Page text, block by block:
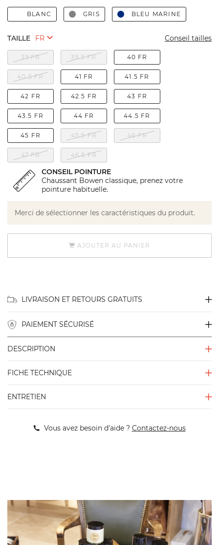
BLANC GRIS BLEU MARINE
TAILLE Conseil tailles
39 FR 39.5 FR 40 FR
40.5 FR 41 FR 41.5 FR
42 FR 42.5 FR 43 FR
43.5 FR 44 FR 44.5 FR
45 FR 45.5 FR 46 FR
47 FR 46.5 FR
CONSEIL POINTURE
Chaussant Bowen classique, prenez votre
pointure habituelle.
Merci de sélectionner les caractéristiques du produit.
AJOUTER AU PANIER
LIVRAISON ET RETOURS GRATUITS
PAIEMENT SÉCURISÉ
DESCRIPTION
FICHE TECHNIQUE
ENTRETIEN
Vous avez besoin d'aide ? Contactez-nous